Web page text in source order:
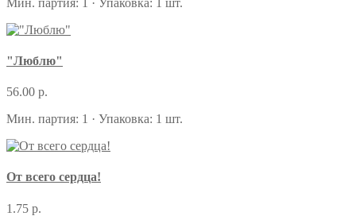
"Люблю"
56.00 р.
Мин. партия: 1 · Упаковка: 1 шт.
От всего сердца!
1.75 р.